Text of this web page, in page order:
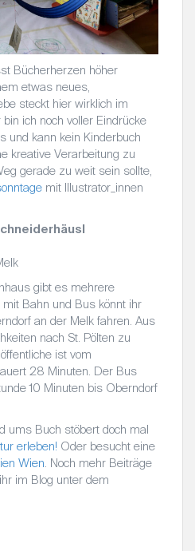
Bücherherzen höher
etwas neues,
steckt hier wirklich im
ich noch voller Eindrücke
und kann kein Kinderbuch
kreative Verarbeitung zu
gerade zu weit sein sollte,
mit Illustrator_innen
gibt es mehrere
mit Bahn und Bus könnt ihr
an der Melk fahren. Aus
nach St. Pölten zu
ist vom
28 Minuten. Der Bus
10 Minuten bis Oberndorf
ums Buch stöbert doch mal
erleben! Oder besucht eine
Wien. Noch mehr Beiträge
im Blog unter dem